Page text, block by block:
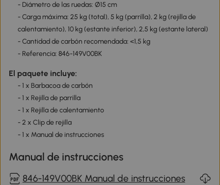
- Diámetro de las ruedas: Ø15 cm
- Carga máxima: 25 kg (total), 5 kg (parrilla), 2 kg (rejilla de
calentamiento), 10 kg (estante inferior), 2,5 kg (estante lateral)
- Cantidad de carbón recomendada: <1,5 kg
- Referencia: 846-149V00BK
El paquete incluye:
- 1 x Barbacoa de carbón
- 1 x Rejilla de parrilla
- 1 x Rejilla de calentamiento
- 2 x Clip de rejilla
- 1 x Manual de instrucciones
Manual de instrucciones
846-149V00BK Manual de instrucciones